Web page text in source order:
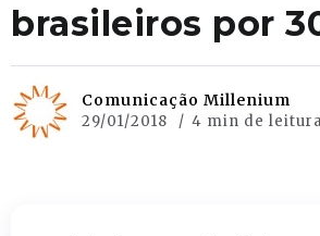
brasileiros por
Comunicação Millenium
29/01/2018 4 min de